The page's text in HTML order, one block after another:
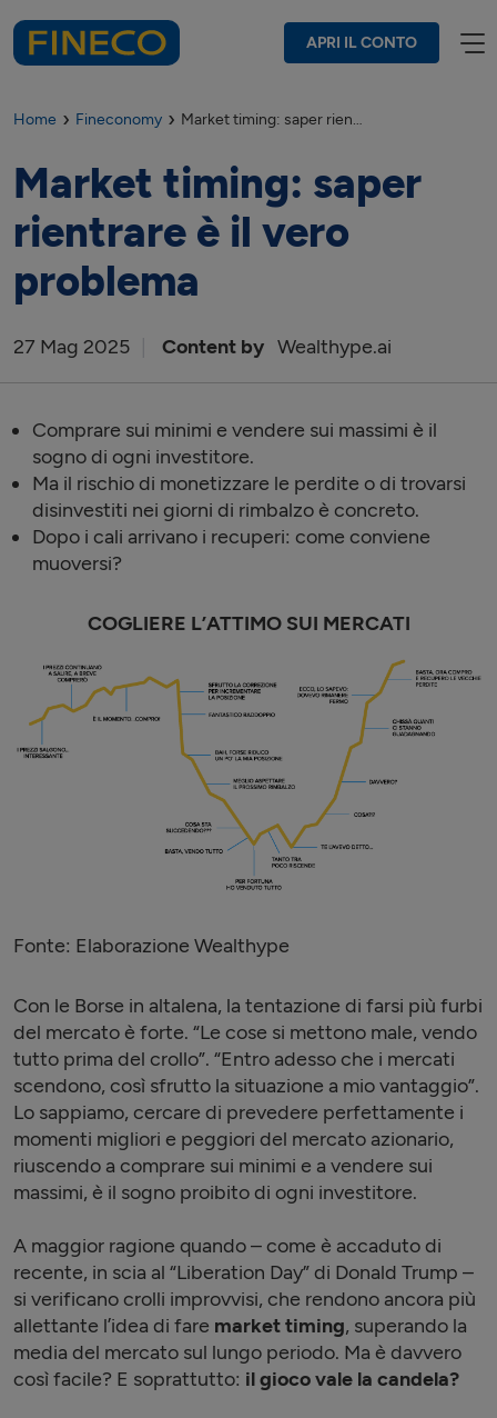
APRI IL CONTO
Home Fineconomy Market timing: saper rientrare è il vero problema
Market timing: saper
rientrare è il vero
problema
27 Mag 2025 Content by Wealthype.ai
Comprare sui minimi e vendere sui massimi è il
sogno di ogni investitore.
Ma il rischio di monetizzare le perdite o di trovarsi
disinvestiti nei giorni di rimbalzo è concreto.
Dopo i cali arrivano i recuperi: come conviene
muoversi?
COGLIERE L’ATTIMO SUI MERCATI
Fonte: Elaborazione Wealthype
Con le Borse in altalena, la tentazione di farsi più furbi
del mercato è forte. “Le cose si mettono male, vendo
tutto prima del crollo”. “Entro adesso che i mercati
scendono, così sfrutto la situazione a mio vantaggio”.
Lo sappiamo, cercare di prevedere perfettamente i
momenti migliori e peggiori del mercato azionario,
riuscendo a comprare sui minimi e a vendere sui
massimi, è il sogno proibito di ogni investitore.
A maggior ragione quando – come è accaduto di
recente, in scia al “Liberation Day” di Donald Trump –
si verificano crolli improvvisi, che rendono ancora più
allettante l’idea di fare market timing, superando la
media del mercato sul lungo periodo. Ma è davvero
così facile? E soprattutto: il gioco vale la candela?